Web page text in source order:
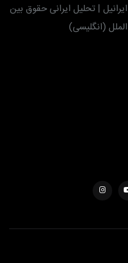
ایرانیل | تحلیل ایرانی حقوق بین
الملل (انگلیسی)